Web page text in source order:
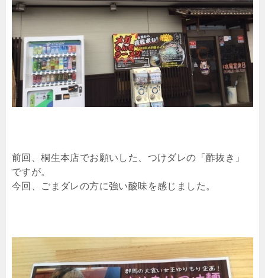
前回、桐生本店でお願いした、つけダレの「酢抜き」
ですが。
今回、ごまダレの方に強い酸味を感じました。